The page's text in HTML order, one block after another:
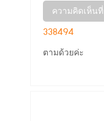
ความคิดเห็นที่
338494
ตามด้วยค่ะ